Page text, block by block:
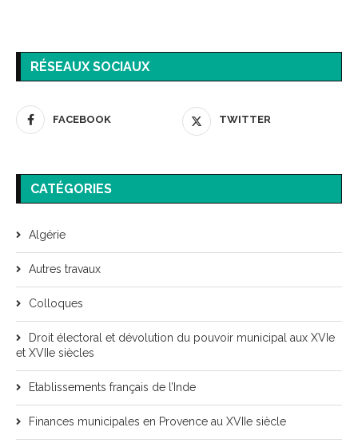
RÉSEAUX SOCIAUX
FACEBOOK TWITTER
CATÉGORIES
Algérie
Autres travaux
Colloques
Droit électoral et dévolution du pouvoir municipal aux XVIe
et XVIIe siècles
Etablissements français de l’Inde
Finances municipales en Provence au XVIIe siècle